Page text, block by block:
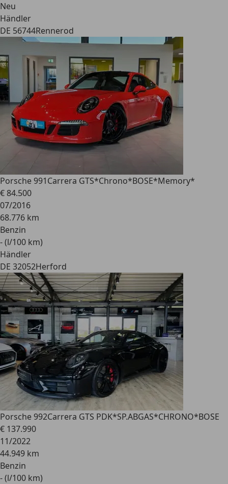
Neu
Händler
DE 56744Rennerod
Porsche 991Carrera GTS*Chrono*BOSE*Memory*
€ 84.500
07/2016
68.776 km
Benzin
- (l/100 km)
Händler
DE 32052Herford
Porsche 992Carrera GTS PDK*SP.ABGAS*CHRONO*BOSE
€ 137.990
11/2022
44.949 km
Benzin
- (l/100 km)